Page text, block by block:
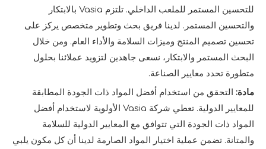
للتحسين المستمر للملعب الداخلي. تلتزم Vasia بالابتكار
والتحسين المستمر. لدينا فريق بحث وتطوير متخصص يركز على
تحسين تصميم المنتج وميزات السلامة والأداء العام. ومن خلال
البحث المستمر والابتكار، نسعى جاهدين لتزويد عملائنا بحلول
متطورة تحدد معايير الصناعة.
مادة: التحقق من استخدام أفضل المواد ذات الجودة المطابقة
للمعايير الدولية. تعطي شركة Vasia الأولوية لاستخدام أفضل
المواد ذات الجودة التي تتوافق مع المعايير الدولية للسلامة
والمتانة. تضمن عملية اختيار المواد الصارمة لدينا أن كل مكون يلبي